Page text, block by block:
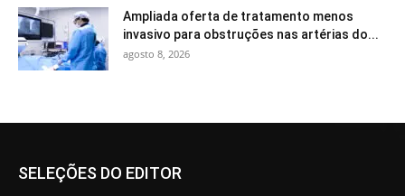
Ampliada oferta de tratamento menos
invasivo para obstruções nas artérias do...
agosto 8, 2026
SELEÇÕES DO EDITOR